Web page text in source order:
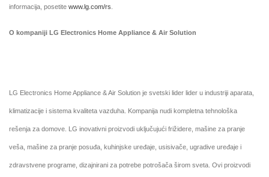
informacija, posetite www.lg.com/rs
O kompaniji LG Electronics Home Appliance & Air Solution
LG Electronics Home Appliance & Air Solution je svetski lider lider u industriji aparata,
klimatizacije i sistema kvaliteta vazduha. Kompanija nudi kompletna tehnološka
rešenja za domove. LG inovativni proizvodi uključujući frižidere, mašine za pranje
veša, mašine za pranje posuđa, kuhinjske uređaje, usisivače, ugradive uređaje i
zdravstvene programe, dizajnirani za potrebe potrošača širom sveta. Ovi proizvodi